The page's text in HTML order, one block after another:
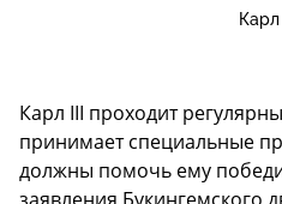
Карл
Карл III проходит
принимает специальные
должны помочь ему